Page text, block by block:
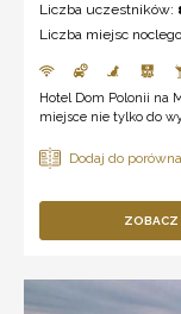
Liczba uczestników:
Liczba miejsc
Hotel Dom Polonii na
miejsce nie tylko do
ZOBACZ